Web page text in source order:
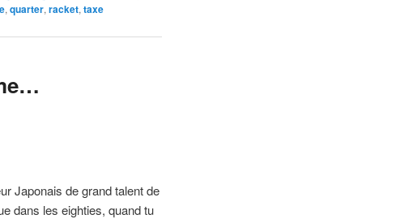
, quarter, racket, taxe
Japonais de grand talent de
dans les eighties, quand tu